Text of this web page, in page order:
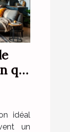
qui
idéal
un